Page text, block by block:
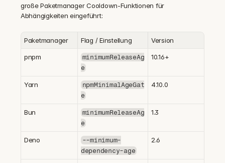
große Paketmanager Cooldown-Funktionen für
Abhängigkeiten eingeführt:
Paketmanager Flag / Einstellung Version
pnpm
minimumReleaseAg
e
10.16+
Yarn
npmMinimalAgeGat
e
4.10.0
Bun
minimumReleaseAg
e
1.3
Deno
--minimum-
dependency-age
2.6